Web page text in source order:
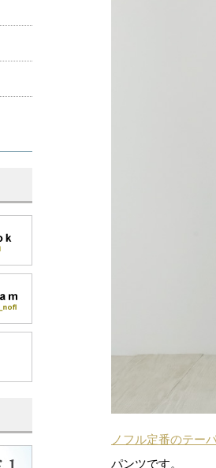
ノフル定番のテー
パンツです。